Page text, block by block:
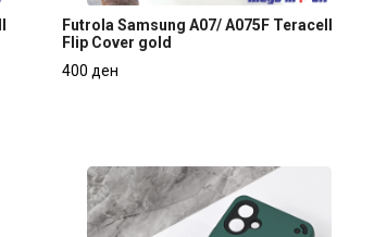
Futrola Samsung A07/ A075F Teracell
Futrola Samsung A07/ A075F Teracell
Flip Cover gold
400 ден